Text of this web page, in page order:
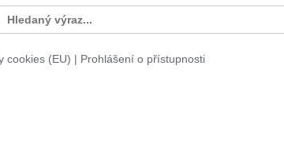
for:
cookies (EU) | Prohlášení o přístupnosti